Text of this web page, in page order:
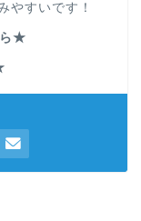
やすいです！
ら★